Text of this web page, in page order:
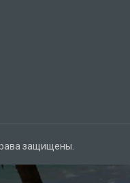
защищены.